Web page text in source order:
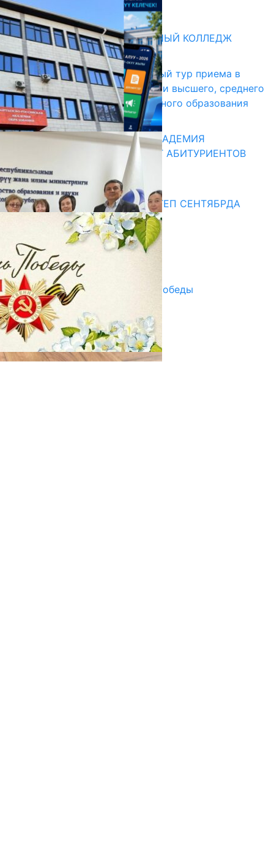
31.07.2026
Абитуриент
БИШКЕКСКИЙ УНИВЕРСАЛЬНЫЙ КОЛЛЕДЖ
17.07.2026
В Кыргызстане начался первый тур приема в
образовательные организации высшего, среднего
и начального профессионального образования
13.07.2026
КЫРГЫЗКО-РОССИЙСКАЯ АКАДЕМИЯ
ОБРАЗОВАНИЯ ПРИГЛАШАЕТ АБИТУРИЕНТОВ
10.07.2026
Медиа
СУЗАКТА 750 ОРУНДУУ МЕКТЕП СЕНТЯБРДА
ПАЙДАЛАНУУГА БЕРИЛЕТ
07.08.2025
Улуу Жеңиштин жандуу сөзү
29.04.2025
Награды в преддверии Дня Победы
29.04.2025